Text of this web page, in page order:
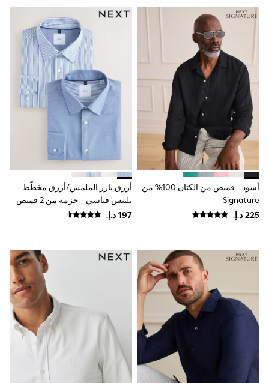
Beach Towels
Bags
Travel Bags
Luggage
Angel & Rocket
B by Ted Baker
Baker by Ted Baker
Boden
Lipsy
Love & Roses
Monsoon
River Island
SCHOOWEAR
All Boys Schoolwear
Shoes
Trousers
Shirts
Underwear
Socks
Multipacks
All Boys Sport & Swimwear
Trainers & Pumps
Swimwear
Joggers
أسود - قميص من الكتان 100% من
Signature
أزرق بارز الملمس/أزرق مخطّط -
تلبيس قياسي - حزمة من 2 قميص
سهل الغسل بكم طويل وتصميم أنيق